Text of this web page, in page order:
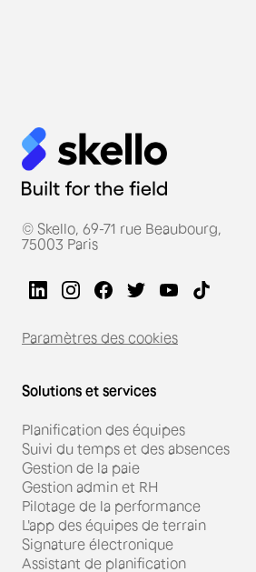
© Skello, 69-71 rue Beaubourg,
75003 Paris
Paramètres des cookies
Solutions et services
Planification des équipes
Suivi du temps et des absences
Gestion de la paie
Gestion admin et RH
Pilotage de la performance
L'app des équipes de terrain
Signature électronique
Assistant de planification